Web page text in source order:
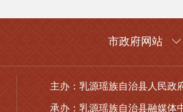
市政府网站
主办：乳源瑶族自治县人民政
承办：乳源瑶族自治县融媒体